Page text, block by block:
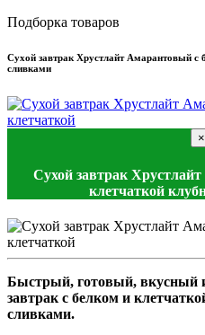
Подборка товаров
Сухой завтрак Хрустлайт Амарантовый с
сливками
×
Сухой завтрак
клетчаткой
Быстрый, готовый, вкусный
завтрак с белком и
сливками.